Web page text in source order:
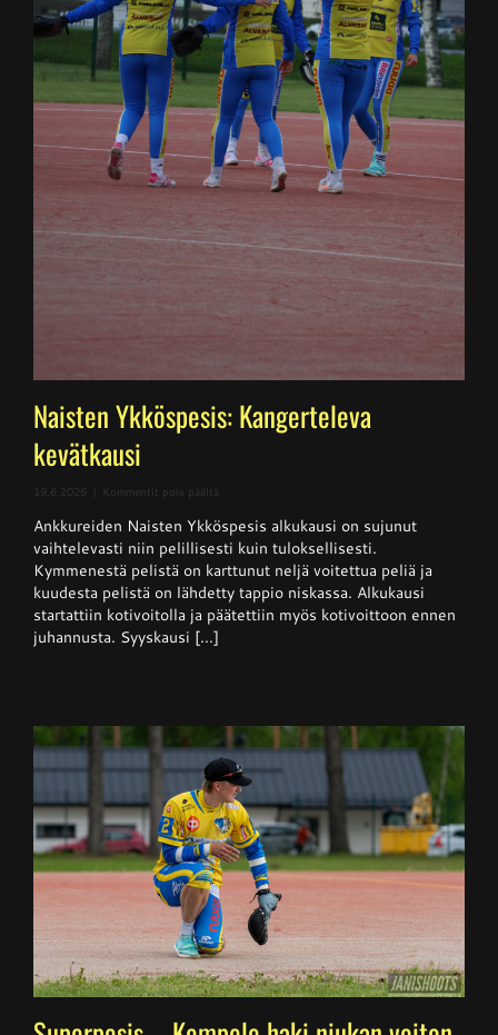
Naisten Ykköspesis: Kangerteleva
kevätkausi
19.6.2026 Kommentit pois päältä
Ykköspesis:
Kangerteleva
kevätkausi
Ankkureiden Naisten Ykköspesis alkukausi on sujunut
vaihtelevasti niin pelillisesti kuin tuloksellisesti.
Kymmenestä pelistä on karttunut neljä voitettua peliä ja
kuudesta pelistä on lähdetty tappio niskassa. Alkukausi
startattiin kotivoitolla ja päätettiin myös kotivoittoon ennen
juhannusta. Syyskausi [...]